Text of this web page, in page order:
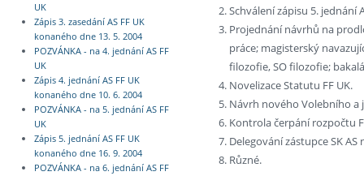
UK
Zápis 3. zasedání AS FF UK
konaného dne 13. 5. 2004
POZVÁNKA - na 4. jednání AS FF
UK
Zápis 4. jednání AS FF UK
konaného dne 10. 6. 2004
POZVÁNKA - na 5. jednání AS FF
UK
Zápis 5. jednání AS FF UK
konaného dne 16. 9. 2004
POZVÁNKA - na 6. jednání AS FF
Schválení zápisu 5. jednání
Projednání návrhů na
práce; magisterský
filozofie, SO filozofie;
Novelizace Statutu FF UK.
Návrh nového Volebního a
Kontrola čerpání rozpočtu
Delegování zástupce SK
Různé.